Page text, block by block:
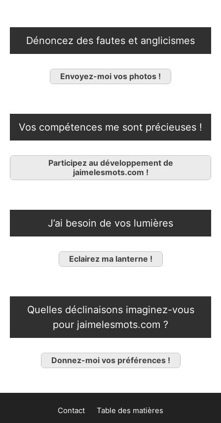
Dénoncez des fautes et anglicismes
Envoyez-moi vos photos !
Vos compétences me sont précieuses !
Participez au développement de
jaimelesmots.com !
J’ai besoin de vos lumières
Eclairez ma lanterne !
Quelles déclinaisons imaginez-vous
pour jaimelesmots.com ?
Donnez-moi vos préférences !
Contact Table des matières